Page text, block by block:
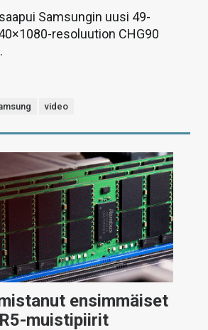
Samsungin uusi 49-
resoluution CHG90
video
ensimmäiset
muistipiirit